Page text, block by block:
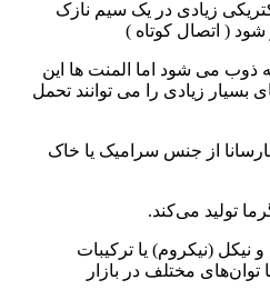
زیادی در یک سیم نازک
( اتصال کوتاه )
می شود اما المنت ها این
بسیار زیادی را می توانند تحمل
از جنس سرامیک یا خاک
تولید می‌کند.
(نیکروم) یا ترکیبات
مختلف در بازار